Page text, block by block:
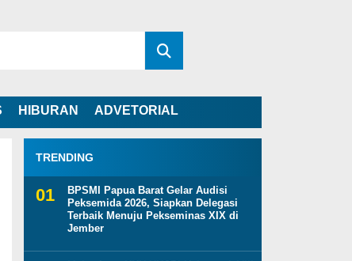
HIBURAN ADVETORIAL
TRENDING
BPSMI Papua Barat Gelar Audisi
Peksemida 2026, Siapkan Delegasi
Terbaik Menuju Pekseminas XIX di
Jember